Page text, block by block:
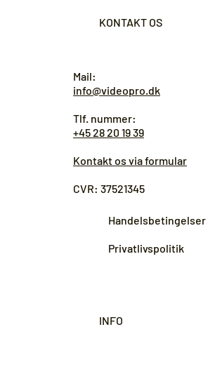
KONTAKT OS
Mail:
info@videopro.dk
Tlf. nummer:
+45 28 20 19 39
Kontakt os via formular
CVR: 37521345
Handelsbetingelser
Privatlivspolitik
INFO